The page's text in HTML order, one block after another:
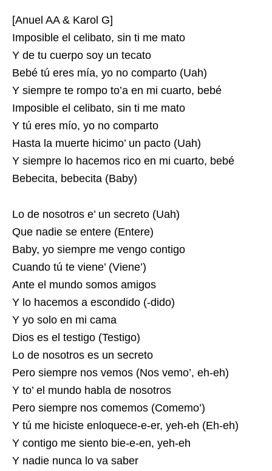
[Anuel AA & Karol G]
Imposible el celibato, sin ti me mato
Y de tu cuerpo soy un tecato
Bebé tú eres mía, yo no comparto (Uah)
Y siempre te rompo to’a en mi cuarto, bebé
Imposible el celibato, sin ti me mato
Y tú eres mío, yo no comparto
Hasta la muerte hicimo’ un pacto (Uah)
Y siempre lo hacemos rico en mi cuarto, bebé
Bebecita, bebecita (Baby)
Lo de nosotros e’ un secreto (Uah)
Que nadie se entere (Entere)
Baby, yo siempre me vengo contigo
Cuando tú te viene’ (Viene’)
Ante el mundo somos amigos
Y lo hacemos a escondido (-dido)
Y yo solo en mi cama
Dios es el testigo (Testigo)
Lo de nosotros es un secreto
Pero siempre nos vemos (Nos vemo’, eh-eh)
Y to’ el mundo habla de nosotros
Pero siempre nos comemos (Comemo’)
Y tú me hiciste enloquece-e-er, yeh-eh (Eh-eh)
Y contigo me siento bie-e-en, yeh-eh
Y nadie nunca lo va saber